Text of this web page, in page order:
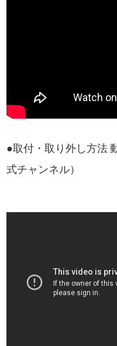
●取付・取り外し方法
式チャンネル）